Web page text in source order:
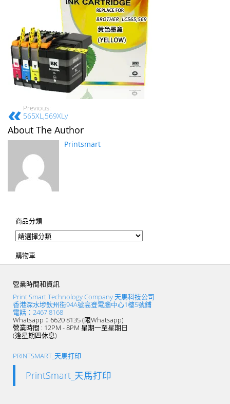
Previous:
565XL,569XLy
About The Author
Printsmart
商品分類
購物車
營業時間和資訊
Print Smart Technology Company 天馬科技公司
香港深水埗欽州街94A號高登電腦中心1樓5號鋪
電話：2467 8168
Whatsapp：6620 8135 (限Whatsapp)
營業時間 : 12PM - 8PM 星期一至星期日
(逢星期四休息)
PRINTSMART_天馬打印
PrintSmart_天馬打印